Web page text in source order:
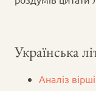
Українська
Аналіз